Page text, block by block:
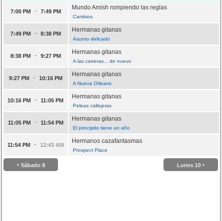
7:00 PM - 7:49 PM
Mundo Amish rompiendo las reglas
Cambios
7:49 PM - 8:38 PM
Hermanas gitanas
Asunto delicado
8:38 PM - 9:27 PM
Hermanas gitanas
A las carreras... de nuevo
9:27 PM - 10:16 PM
Hermanas gitanas
A Nueva Orleans
10:16 PM - 11:05 PM
Hermanas gitanas
Peleas callejeras
11:05 PM - 11:54 PM
Hermanas gitanas
El principito tiene un año
11:54 PM - 12:43 AM
Hermanos cazafantasmas
Prospect Place
‹ Sábado 8 Lunes 10 ›